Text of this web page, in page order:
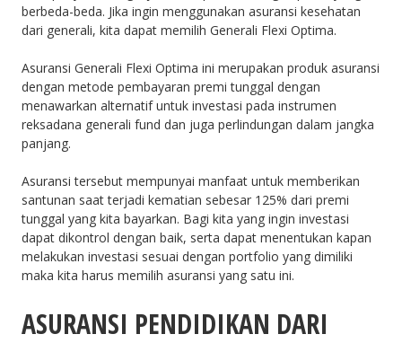
berbeda-beda. Jika ingin menggunakan asuransi kesehatan
dari generali, kita dapat memilih Generali Flexi Optima.
Asuransi Generali Flexi Optima ini merupakan produk asuransi
dengan metode pembayaran premi tunggal dengan
menawarkan alternatif untuk investasi pada instrumen
reksadana generali fund dan juga perlindungan dalam jangka
panjang.
Asuransi tersebut mempunyai manfaat untuk memberikan
santunan saat terjadi kematian sebesar 125% dari premi
tunggal yang kita bayarkan. Bagi kita yang ingin investasi
dapat dikontrol dengan baik, serta dapat menentukan kapan
melakukan investasi sesuai dengan portfolio yang dimiliki
maka kita harus memilih asuransi yang satu ini.
ASURANSI PENDIDIKAN DARI